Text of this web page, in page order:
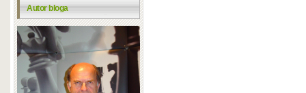
Autor bloga